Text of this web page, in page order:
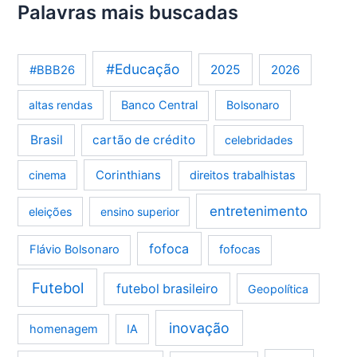
Palavras mais buscadas
#BBB26 #Educação 2025 2026
altas rendas Banco Central Bolsonaro
Brasil cartão de crédito celebridades
cinema Corinthians direitos trabalhistas
eleições ensino superior entretenimento
Flávio Bolsonaro fofoca fofocas
Futebol futebol brasileiro Geopolítica
homenagem IA inovação